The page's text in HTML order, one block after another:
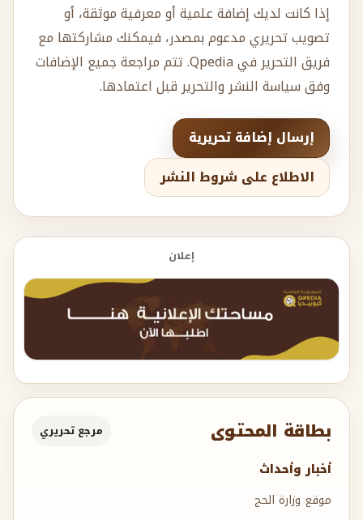
بطاقة المحتوى مرجع تحريري
أخبار وأحداث
موقع وزارة الحج
إذا كانت لديك إضافة علمية أو معرفية موثقة، أو
تصويب تحريري مدعوم بمصدر، فيمكنك مشاركتها مع
فريق التحرير في Qpedia. تتم مراجعة جميع الإضافات
وفق سياسة النشر والتحرير قبل اعتمادها.
إرسال إضافة تحريرية
الاطلاع على شروط النشر
إعلان